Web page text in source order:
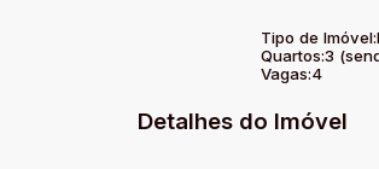
Tipo de Imóvel:
Quartos:3
Vagas:4
Detalhes do Imóvel